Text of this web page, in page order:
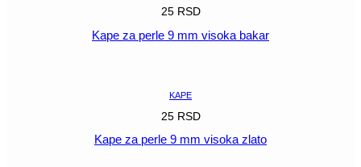
25 RSD
Kape za perle 9 mm visoka bakar
KAPE
25 RSD
Kape za perle 9 mm visoka zlato